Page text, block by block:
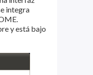
integra
y está bajo